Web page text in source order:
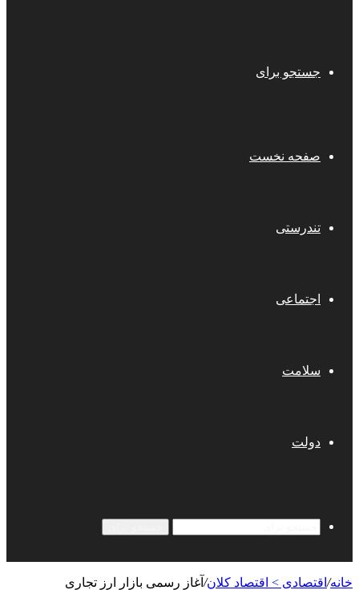
جستجو برای
صفحه نخست
تندرستی
اجتماعی
سلامت
دولت
خانه/ اقتصادی > اقتصاد کلان/ آغاز رسمی بازار ارز تجاری